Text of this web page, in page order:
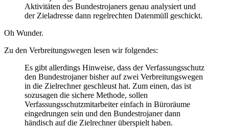
Aktivitäten des Bundestrojaners genau analysiert und
der Zieladresse dann regelrechten Datenmüll geschickt.
Oh Wunder.
Zu den Verbreitungswegen lesen wir folgendes:
Es gibt allerdings Hinweise, dass der Verfassungsschutz
den Bundestrojaner bisher auf zwei Verbreitungswegen
in die Zielrechner geschleust hat. Zum einen, das ist
sozusagen die sichere Methode, sollen
Verfassungsschutzmitarbeiter einfach in Büroräume
eingedrungen sein und den Bundestrojaner dann
händisch auf die Zielrechner überspielt haben.